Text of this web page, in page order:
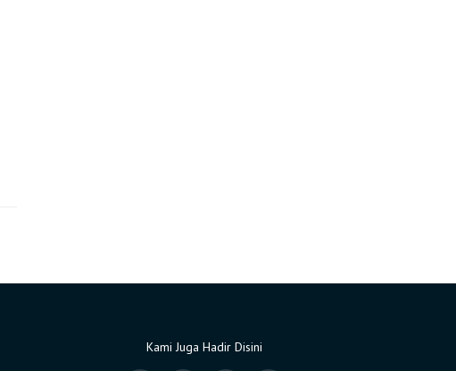
Kami Juga Hadir Disini